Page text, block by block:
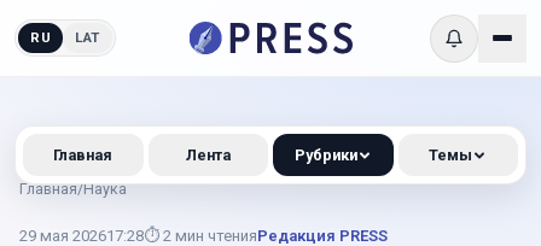
RU LAT
Главная/Наука
29 мая 202617:28⏱ 2 мин чтенияРедакция PRESS
Главная Лента Рубрики Темы